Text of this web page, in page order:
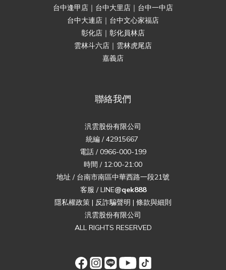
台中逢甲店｜台中大里店｜台中一中店
台中大連店｜台中文心家福店
彰化店｜彰化員林店
雲林斗六店｜雲林虎尾店
嘉義店
聯絡我們
汎雲股份有限公司
統編 / 42915667
電話 / 0966-000-199
時間 / 12:00-21:00
地址 / 台南市南區中華西路一段21號
客服 / LINE@qek888
隱私權政策 | 反詐騙聲明 | 條款與細則
汎雲股份有限公司
ALL RIGHTS RESERVED